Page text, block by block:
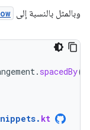
وبالمثل بالنسبة إلى
. spacedBy(
. kt